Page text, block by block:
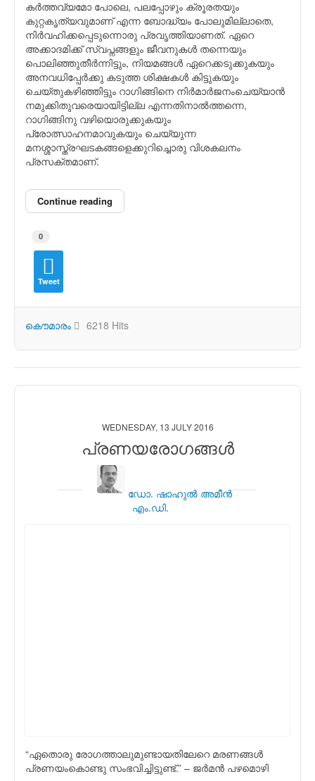
കര്‍ത്തവ്യമോ പോലെ, പലപ്പോഴും ക്രൂരതയും
കുറ്റകൃത്യവുമാണ് എന്ന ബോദ്ധ്യം പോലുമില്ലാതെ,
നിര്‍വഹിക്കപ്പെടുന്നൊരു പ്രവൃത്തിയാണത്. ഏറെ
അക്കാദമിക്ക് സ്വപ്നങ്ങളും ജീവനുകള്‍ തന്നെയും
പൊലിഞ്ഞുതീര്‍ന്നിട്ടും, നിയമങ്ങള്‍ ഏറെക്കടുക്കുകയും
അനവധിപ്പേര്‍ക്കു കടുത്ത ശിക്ഷകള്‍ കിട്ടുകയും
ചെയ്തുകഴിഞ്ഞിട്ടും റാഗിങ്ങിനെ നിര്‍മാര്‍ജനംചെയ്യാന്‍
നമുക്കിതുവരെയായിട്ടില്ല എന്നതിനാല്‍ത്തന്നെ,
റാഗിങ്ങിനു വഴിയൊരുക്കുകയും
പ്രോത്സാഹനമാവുകയും ചെയ്യുന്ന
മനശ്ശാസ്ത്രഘടകങ്ങളെക്കുറിച്ചൊരു വിശകലനം
പ്രസക്തമാണ്.
Continue reading
0
Tweet
കൌമാരം 6218 Hits
WEDNESDAY, 13 JULY 2016
പ്രണയരോഗങ്ങള്‍
ഡോ. ഷാഹുല്‍ അമീന്‍
എം.ഡി.
“ഏതൊരു രോഗത്താലുമുണ്ടായതിലേറെ മരണങ്ങള്‍
പ്രണയംകൊണ്ടു സംഭവിച്ചിട്ടുണ്ട്.” – ജര്‍മന്‍ പഴമൊഴി